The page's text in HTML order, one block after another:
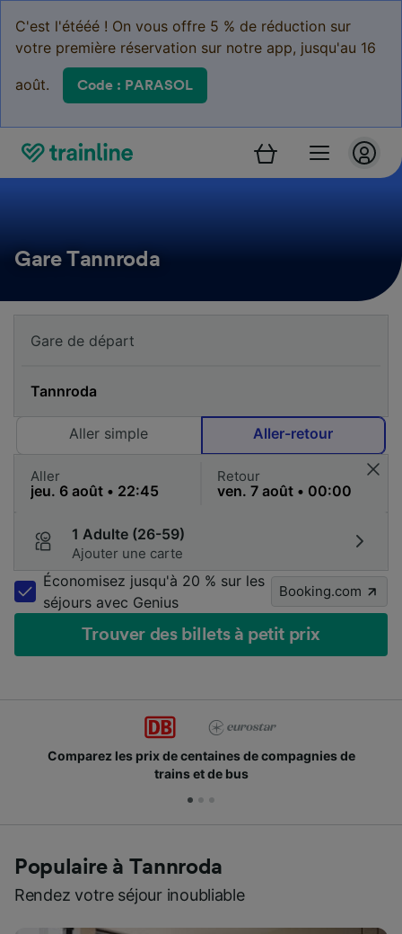
C'est l'étééé ! On vous offre 5 % de réduction sur
votre première réservation sur notre app, jusqu'au 16
août. Code : PARASOL
Gare Tannroda
Aller simple Aller-retour
Aller Retour
1 Adulte (26-59)
Ajouter une carte
Économisez jusqu'à 20 % sur les
séjours avec Genius
Booking.com
Trouver des billets à petit prix
Comparez les prix de centaines de compagnies de
trains et de bus
Populaire à Tannroda
Rendez votre séjour inoubliable